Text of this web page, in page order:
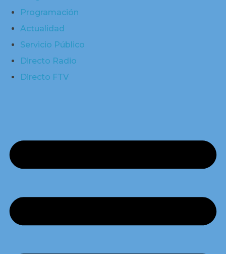
Programación
Actualidad
Servicio Público
Directo Radio
Directo FTV